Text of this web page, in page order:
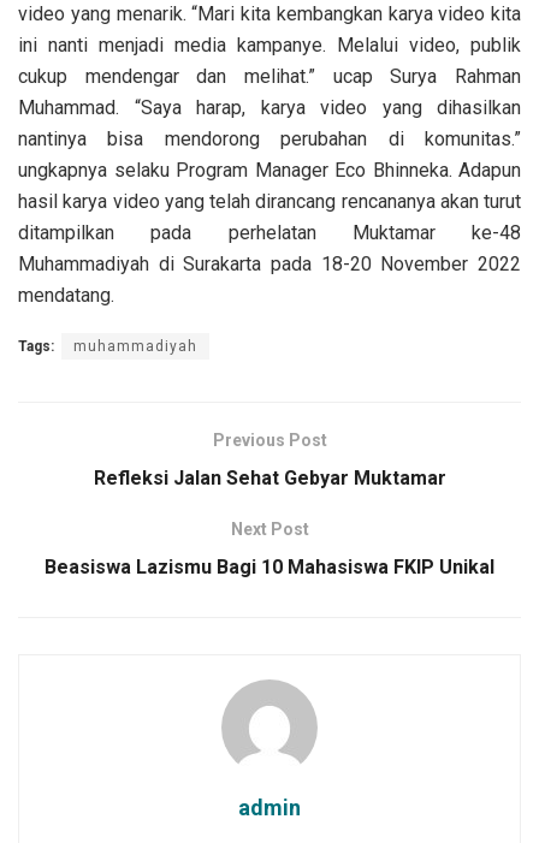
video yang menarik. “Mari kita kembangkan karya video kita
ini nanti menjadi media kampanye. Melalui video, publik
cukup mendengar dan melihat.” ucap Surya Rahman
Muhammad. “Saya harap, karya video yang dihasilkan
nantinya bisa mendorong perubahan di komunitas.”
ungkapnya selaku Program Manager Eco Bhinneka. Adapun
hasil karya video yang telah dirancang rencananya akan turut
ditampilkan pada perhelatan Muktamar ke-48
Muhammadiyah di Surakarta pada 18-20 November 2022
mendatang.
Tags: muhammadiyah
Previous Post
Refleksi Jalan Sehat Gebyar Muktamar
Next Post
Beasiswa Lazismu Bagi 10 Mahasiswa FKIP Unikal
admin